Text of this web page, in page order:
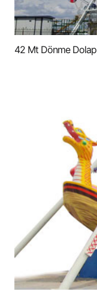
42 Mt Dönme Dolap